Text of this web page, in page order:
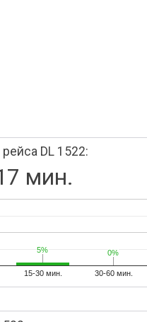
DL 1522:
мин.
15-30 мин. 30-60 мин.
5%
5% 0%
0%